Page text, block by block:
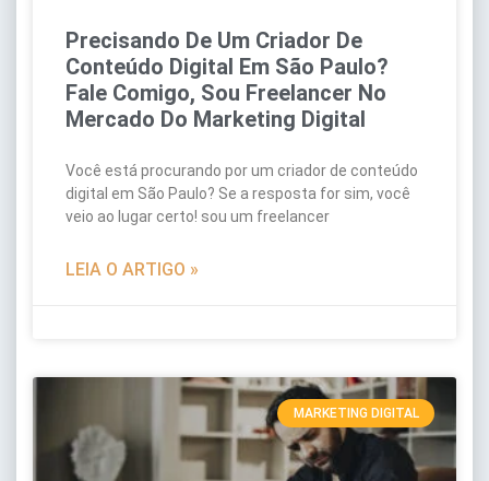
Precisando De Um Criador De
Conteúdo Digital Em São Paulo?
Fale Comigo, Sou Freelancer No
Mercado Do Marketing Digital
Você está procurando por um criador de conteúdo
digital em São Paulo? Se a resposta for sim, você
veio ao lugar certo! sou um freelancer
LEIA O ARTIGO »
MARKETING DIGITAL